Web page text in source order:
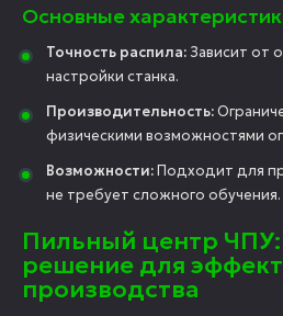
Основные
Точность распила: Зависит от
настройки станка.
Производительность:
физическими возможностями
Возможности:Подходит для
не требует сложного обучения.
Пильный центр
решение для
производства